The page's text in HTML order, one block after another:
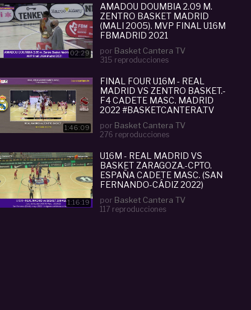
02:29
AMADOU DOUMBIA 2.09 M.
ZENTRO BASKET MADRID
(MALI 2005). MVP FINAL U16M
FBMADRID 2021
por Basket Cantera TV
315 reproducciones
1:46:09
FINAL FOUR U16M - REAL
MADRID VS ZENTRO BASKET.-
F4 CADETE MASC. MADRID
2022 #BASKETCANTERA.TV
por Basket Cantera TV
276 reproducciones
1:16:19
U16M - REAL MADRID VS
BASKET ZARAGOZA.-CPTO.
ESPAÑA CADETE MASC. (SAN
FERNANDO-CÁDIZ 2022)
por Basket Cantera TV
117 reproducciones